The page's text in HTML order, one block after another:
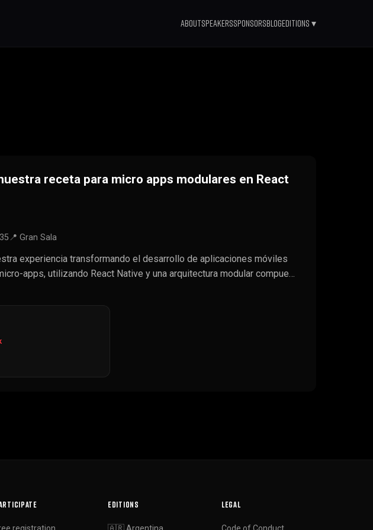
AboutSpeakersSponsorsBlogEditions ▾
receta para micro apps modulares en React
📍 Gran Sala
experiencia transformando el desarrollo de aplicaciones móviles
apps, utilizando React Native y una arquitectura modular compue…
registration
EDITIONS
🇦🇷 Argentina
LEGAL
Code of Conduct